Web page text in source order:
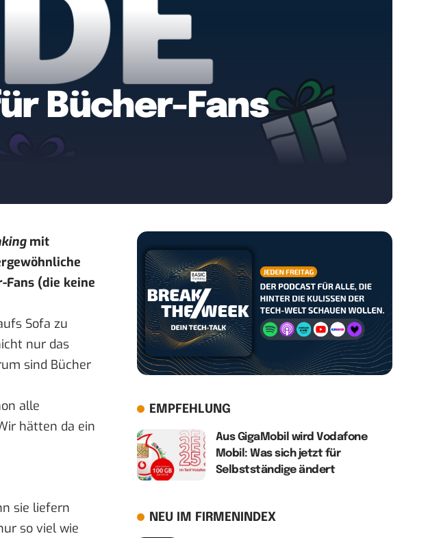
Bücher-Fans
mit
Fans (die keine
Sofa zu
nur das
sind Bücher
alle
hätten da ein
sie liefern
so viel wie
EMPFEHLUNG
Aus GigaMobil wird Vodafone
Mobil: Was sich jetzt für
Selbstständige ändert
NEU IM FIRMENINDEX